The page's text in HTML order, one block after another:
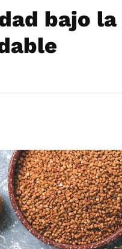
bajo